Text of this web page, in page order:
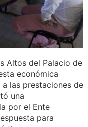
Altos del Palacio de
económica
las prestaciones de
una
por el Ente
para